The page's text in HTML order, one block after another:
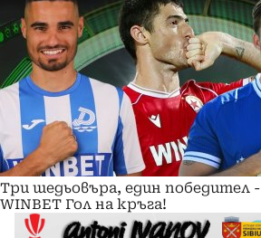
Три шедьовъра, един победител -
WINBET Гол на кръга!